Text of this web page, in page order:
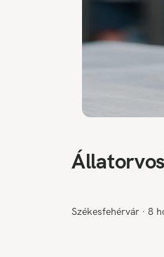
Székesfehérvár ∙ 8